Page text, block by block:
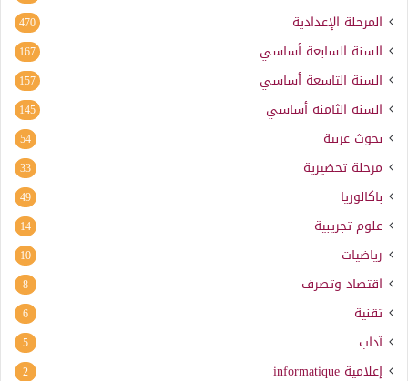
المرحلة الإعدادية 470
السنة السابعة أساسي 167
السنة التاسعة أساسي 157
السنة الثامنة أساسي 145
بحوث عربية 54
مرحلة تحضيرية 33
باكالوريا 49
علوم تجريبية 14
رياضيات 10
اقتصاد وتصرف 8
تقنية 6
آداب 5
إعلامية informatique
2